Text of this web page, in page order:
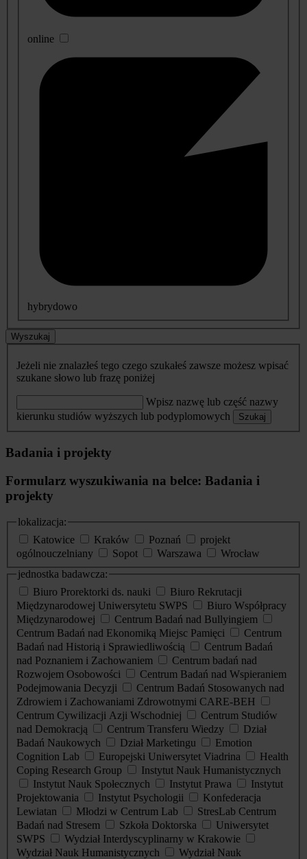
online
hybrydowo
Wyszukaj
Jeżeli nie znalazłeś tego czego szukałeś zawsze możesz wpisać
szukane słowo lub frazę poniżej
Wpisz nazwę lub część nazwy
kierunku studiów wyższych lub podyplomowych
Szukaj
Badania i projekty
Formularz wyszukiwania na belce: Badania i
projekty
lokalizacja:
Katowice
Kraków Poznań
projekt
ogólnouczelniany
Sopot Warszawa
Wrocław
jednostka badawcza:
Biuro Prorektorki ds. nauki
Biuro Rekrutacji
Międzynarodowej Uniwersytetu SWPS
Biuro Współpracy
Międzynarodowej
Centrum Badań nad Bullyingiem
Centrum Badań nad Ekonomiką Miejsc Pamięci
Centrum
Badań nad Historią i Sprawiedliwością
Centrum Badań
nad Poznaniem i Zachowaniem
Centrum badań nad
Rozwojem Osobowości
Centrum Badań nad Wspieraniem
Podejmowania Decyzji
Centrum Badań Stosowanych nad
Zdrowiem i Zachowaniami Zdrowotnymi CARE-BEH
Centrum Cywilizacji Azji Wschodniej
Centrum Studiów
nad Demokracją
Centrum Transferu Wiedzy
Dział
Badań Naukowych
Dział Marketingu
Emotion
Cognition Lab
Europejski Uniwersytet Viadrina
Health
Coping Research Group
Instytut Nauk Humanistycznych
Instytut Nauk Społecznych
Instytut Prawa
Instytut
Projektowania
Instytut Psychologii
Konfederacja
Lewiatan
Młodzi w Centrum Lab
StresLab Centrum
Badań nad Stresem
Szkoła Doktorska
Uniwersytet
SWPS
Wydział Interdyscyplinarny w Krakowie
Wydział Nauk Humanistycznych
Wydział Nauk